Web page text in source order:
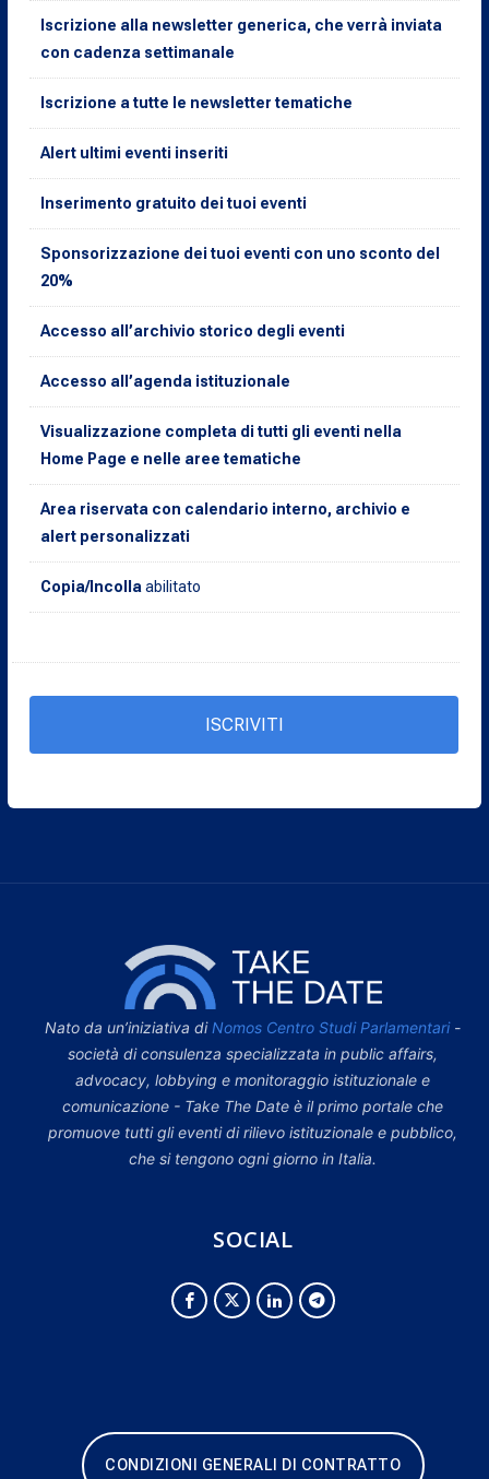
Iscrizione alla newsletter generica, che verrà inviata
con cadenza settimanale
Iscrizione a tutte le newsletter tematiche
Alert ultimi eventi inseriti
Inserimento gratuito dei tuoi eventi
Sponsorizzazione dei tuoi eventi con uno sconto del
20%
Accesso all’archivio storico degli eventi
Accesso all’agenda istituzionale
Visualizzazione completa di tutti gli eventi nella
Home Page e nelle aree tematiche
Area riservata con calendario interno, archivio e
alert personalizzati
Copia/Incollaabilitato
ISCRIVITI
Nato da un’iniziativa di Nomos Centro Studi Parlamentari-
società di consulenza specializzata in public affairs,
advocacy, lobbying e monitoraggio istituzionale e
comunicazione - Take The Date è il primo portale che
promuove tutti gli eventi di rilievo istituzionale e pubblico,
che si tengono ogni giorno in Italia.
SOCIAL
CONDIZIONI GENERALI DI CONTRATTO